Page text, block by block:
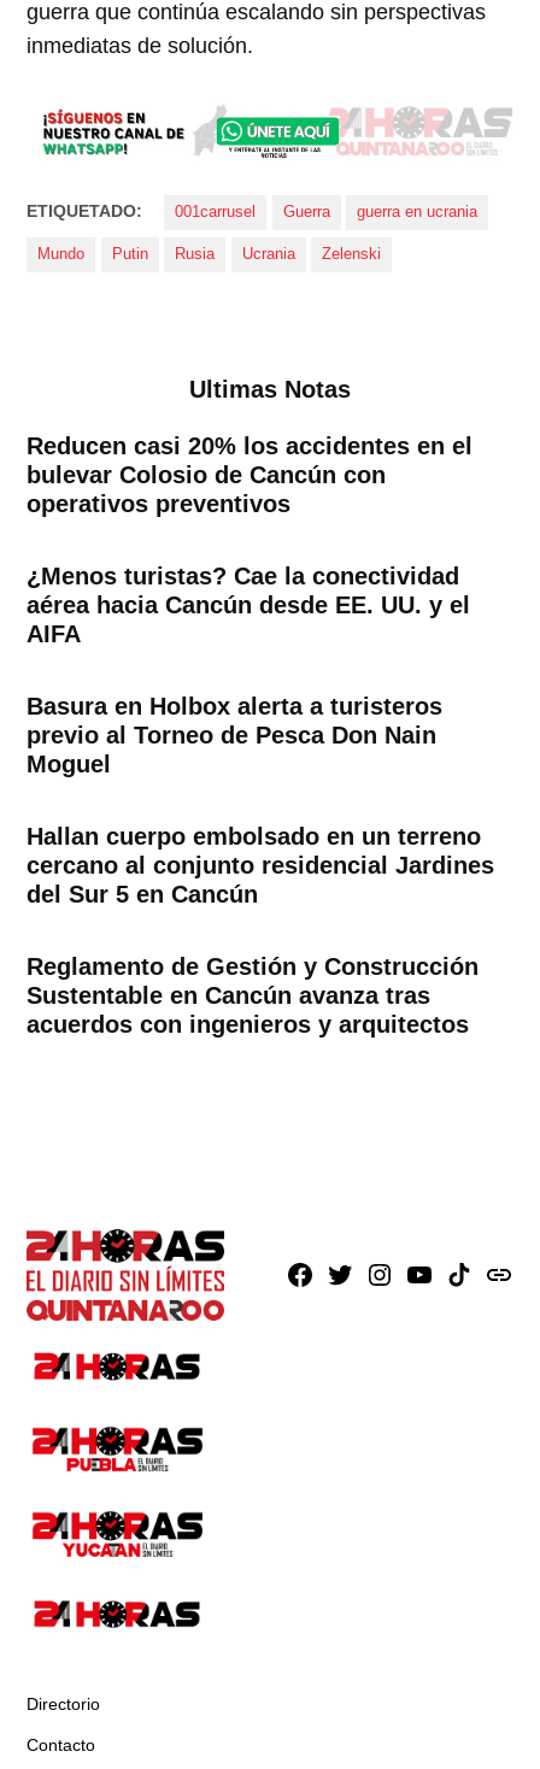
guerra que continúa escalando sin perspectivas
inmediatas de solución.
ETIQUETADO: 001carrusel Guerra guerra en ucrania
Mundo Putin Rusia Ucrania Zelenski
Ultimas Notas
Reducen casi 20% los accidentes en el
bulevar Colosio de Cancún con
operativos preventivos
¿Menos turistas? Cae la conectividad
aérea hacia Cancún desde EE. UU. y el
AIFA
Basura en Holbox alerta a turisteros
previo al Torneo de Pesca Don Nain
Moguel
Hallan cuerpo embolsado en un terreno
cercano al conjunto residencial Jardines
del Sur 5 en Cancún
Reglamento de Gestión y Construcción
Sustentable en Cancún avanza tras
acuerdos con ingenieros y arquitectos
Facebook
X Instagram
YoutubeTikTokissuu
Directorio
Contacto